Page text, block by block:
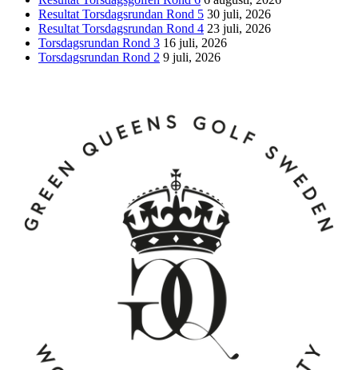
Resultat Torsdagsrundan Rond 5 30 juli, 2026
Resultat Torsdagsrundan Rond 4 23 juli, 2026
Torsdagsrundan Rond 3 16 juli, 2026
Torsdagsrundan Rond 2 9 juli, 2026